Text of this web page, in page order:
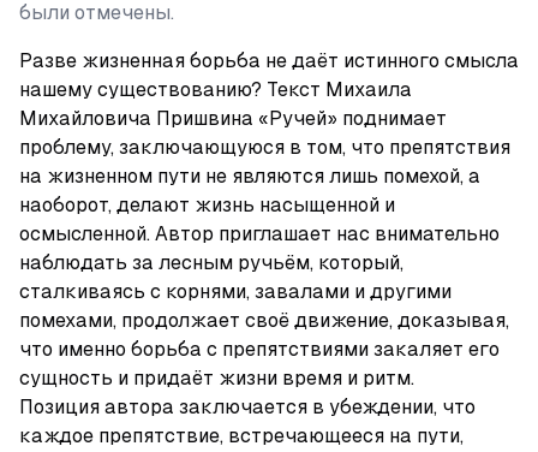
были отмечены.
Разве жизненная борьба не даёт истинного смысла
нашему существованию? Текст Михаила
Михайловича Пришвина «Ручей» поднимает
проблему, заключающуюся в том, что препятствия
на жизненном пути не являются лишь помехой, а
наоборот, делают жизнь насыщенной и
осмысленной. Автор приглашает нас внимательно
наблюдать за лесным ручьём, который,
сталкиваясь с корнями, завалами и другими
помехами, продолжает своё движение, доказывая,
что именно борьба с препятствиями закаляет его
сущность и придаёт жизни время и ритм.
Позиция автора заключается в убеждении, что
каждое препятствие, встречающееся на пути,